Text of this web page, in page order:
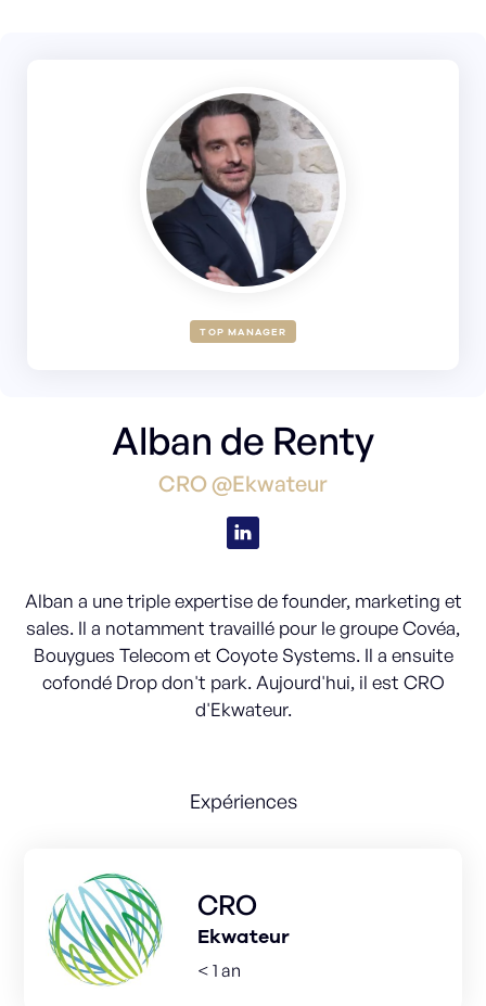
TOP MANAGER
Alban de Renty
CRO @Ekwateur
Alban a une triple expertise de founder, marketing et
sales. Il a notamment travaillé pour le groupe Covéa,
Bouygues Telecom et Coyote Systems. Il a ensuite
cofondé Drop don't park. Aujourd'hui, il est CRO
d'Ekwateur.
Expériences
CRO
Ekwateur
< 1 an